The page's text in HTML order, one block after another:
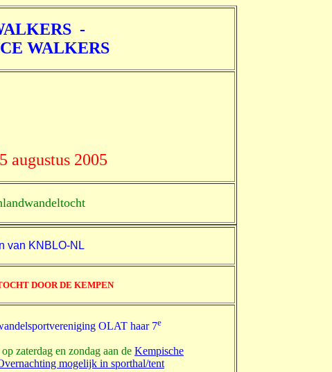
-
WALKERS
augustus 2005
van KNBLO-NL
DOOR DE KEMPEN
OLAT haar 7e
zaterdag en zondag aan de Kempische
mogelijk in sporthal/tent